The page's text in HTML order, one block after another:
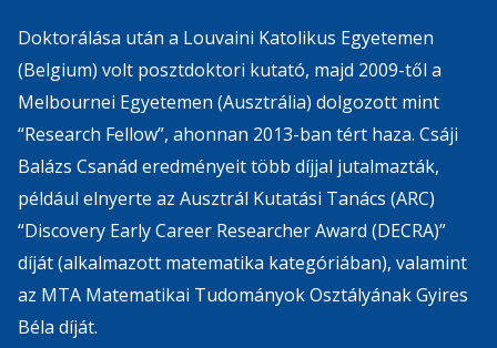
Doktorálása után a Louvaini Katolikus Egyetemen
(Belgium) volt posztdoktori kutató, majd 2009-től a
Melbournei Egyetemen (Ausztrália) dolgozott mint
“Research Fellow”, ahonnan 2013-ban tért haza. Csáji
Balázs Csanád eredményeit több díjjal jutalmazták,
például elnyerte az Ausztrál Kutatási Tanács (ARC)
“Discovery Early Career Researcher Award (DECRA)”
díját (alkalmazott matematika kategóriában), valamint
az MTA Matematikai Tudományok Osztályának Gyires
Béla díját.